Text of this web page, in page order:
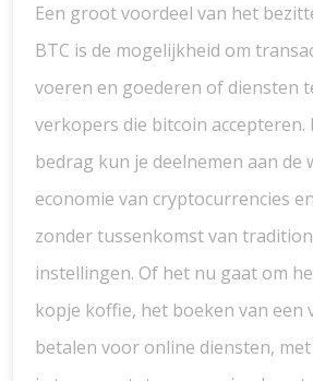
Een groot voordeel van het
BTC is de mogelijkheid om
voeren en goederen of diensten
verkopers die bitcoin accepteren.
bedrag kun je deelnemen aan de
economie van cryptocurrencies
zonder tussenkomst van
instellingen. Of het nu gaat om
kopje koffie, het boeken van een
betalen voor online diensten, met